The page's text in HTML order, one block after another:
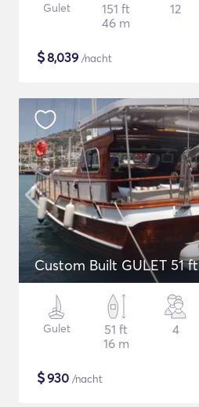
Gulet
151 ft
46 m
12
$8,039 /nacht
Custom Built GULET 51 ft
Gulet
51 ft
16 m
4
$930 /nacht